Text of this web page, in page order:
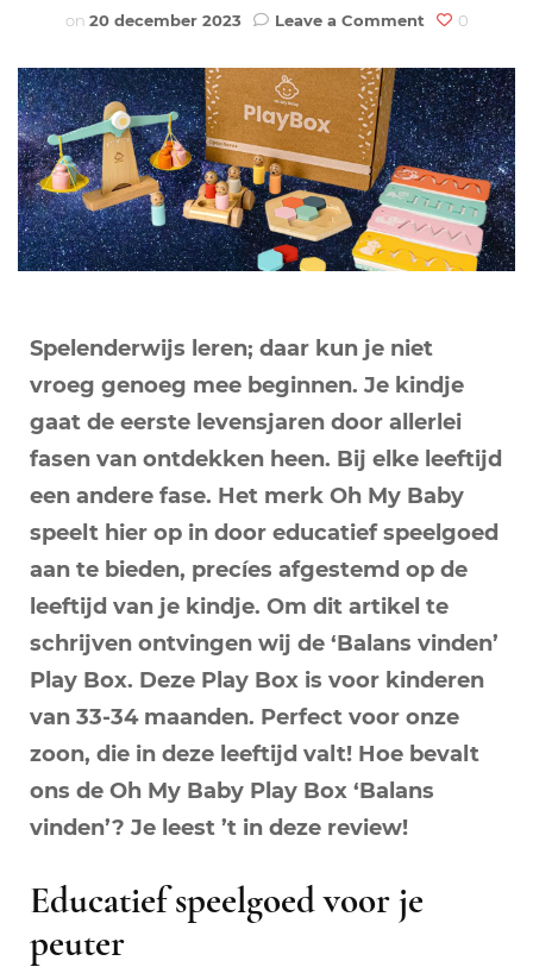
on 20 december 2023 Leave a Commenton
speelgoed
voor
je
peuter:
Oh
My
Baby
Play
Box
0
Spelenderwijs leren; daar kun je niet
vroeg genoeg mee beginnen. Je kindje
gaat de eerste levensjaren door allerlei
fasen van ontdekken heen. Bij elke leeftijd
een andere fase. Het merk Oh My Baby
speelt hier op in door educatief speelgoed
aan te bieden, precíes afgestemd op de
leeftijd van je kindje. Om dit artikel te
schrijven ontvingen wij de ‘Balans vinden’
Play Box. Deze Play Box is voor kinderen
van 33-34 maanden. Perfect voor onze
zoon, die in deze leeftijd valt! Hoe bevalt
ons de Oh My Baby Play Box ‘Balans
vinden’? Je leest ’t in deze review!
Educatief speelgoed voor je
peuter